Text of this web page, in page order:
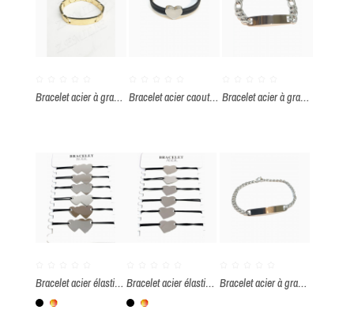
ENVOYER
Bracelet acier à graver Bracelet acier caoutchouc à graver Bracelet acier à graver par paquet de 100 pièces
Bracelet acier élastique double cœur à graver par paquet de 12 pièces
NoirMulticolore
Bracelet acier élastique coeur à bracelet par paquet de 12 pièces
NoirMulticolore
Bracelet acier à graver par paquet de 50 pièces